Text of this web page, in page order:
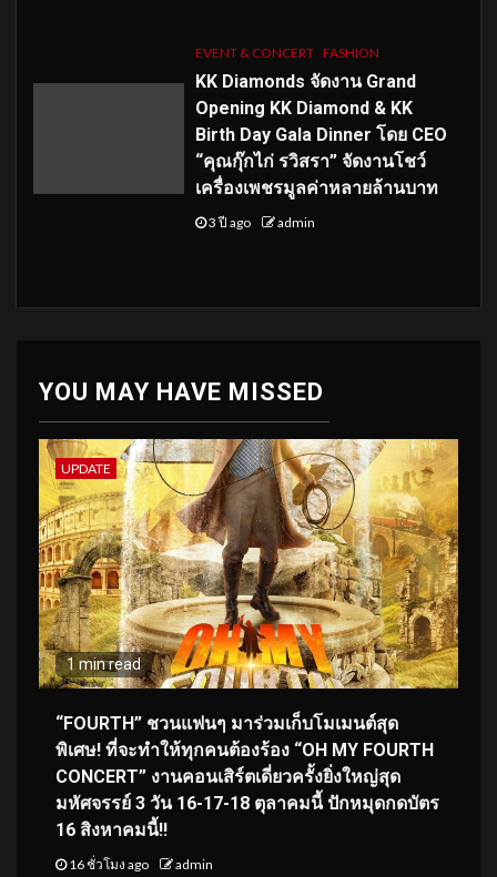
EVENT & CONCERT FASHION
KK Diamonds จัดงาน Grand
Opening KK Diamond & KK
Birth Day Gala Dinner โดย CEO
“คุณกุ๊กไก่ รวิสรา” จัดงานโชว์
เครื่องเพชรมูลค่าหลายล้านบาท
3 ปี ago admin
YOU MAY HAVE MISSED
UPDATE
1 min read
“FOURTH” ชวนแฟนๆ มาร่วมเก็บโมเมนต์สุด
พิเศษ! ที่จะทำให้ทุกคนต้องร้อง “OH MY FOURTH
CONCERT” งานคอนเสิร์ตเดี่ยวครั้งยิ่งใหญ่สุด
มหัศจรรย์ 3 วัน 16-17-18 ตุลาคมนี้ ปักหมุดกดบัตร
16 สิงหาคมนี้!!
16 ชั่วโมง ago admin